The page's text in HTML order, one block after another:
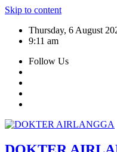
Skip to content
Thursday, 6 August
9:11 am
Follow Us